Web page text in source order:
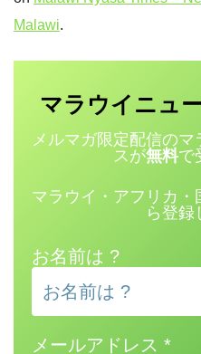
Malawi.
マラウイニュ
メルマガ限定配信の
スが無料で
マラウイ・アフリカ
ら登録
お名前は ?
メールアドレス *